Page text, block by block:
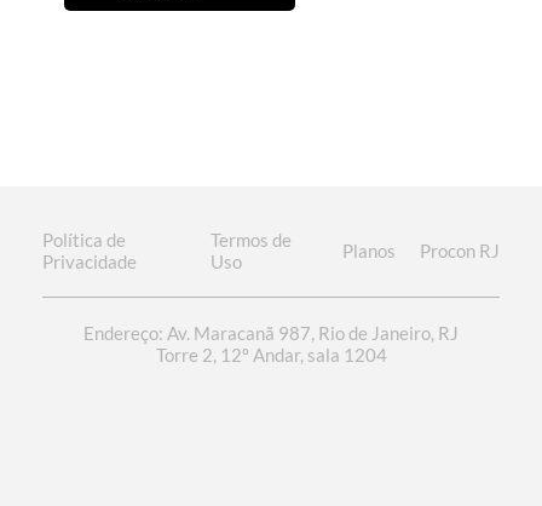
Política de
Privacidade
Termos de
Uso
Planos Procon RJ
Endereço: Av. Maracanã 987, Rio de Janeiro, RJ
Torre 2, 12º Andar, sala 1204